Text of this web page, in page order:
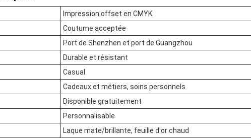
Impression offset en CMYK
Coutume acceptée
Port de Shenzhen et port de Guangzhou
Durable et résistant
Casual
Cadeaux et métiers, soins personnels
Disponible gratuitement
Personnalisable
Laque mate/brillante, feuille d'or chaud